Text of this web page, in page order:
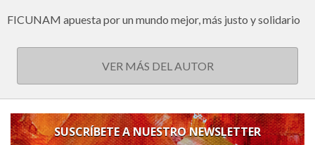
FICUNAM apuesta por un mundo mejor, más justo y solidario
VER MÁS DEL AUTOR
SUSCRÍBETE A NUESTRO NEWSLETTER